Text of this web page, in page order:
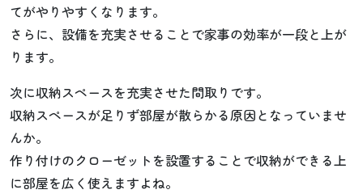
てがやりやすくなります。
さらに、設備を充実させることで家事の効率が一段と上が
ります。
次に収納スペースを充実させた間取りです。
収納スペースが足りず部屋が散らかる原因となっていませ
んか。
作り付けのクローゼットを設置することで収納ができる上
に部屋を広く使えますよね。